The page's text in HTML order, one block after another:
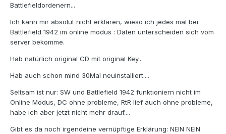
Battlefieldordenern...
Ich kann mir absolut nicht erklären, wieso ich jedes mal bei
Battlefield 1942 im online modus : Daten unterscheiden sich vom
server bekomme.
Hab natürlich original CD mit original Key...
Hab auch schon mind 30Mal neuinstalliert....
Seltsam ist nur: SW und Batllefield 1942 funktioniern nicht im
Online Modus, DC ohne probleme, RtR lief auch ohne probleme,
habe ich aber jetzt nicht mehr drauf....
Gibt es da noch irgendeine vernüpftige Erklärung: NEIN NEIN